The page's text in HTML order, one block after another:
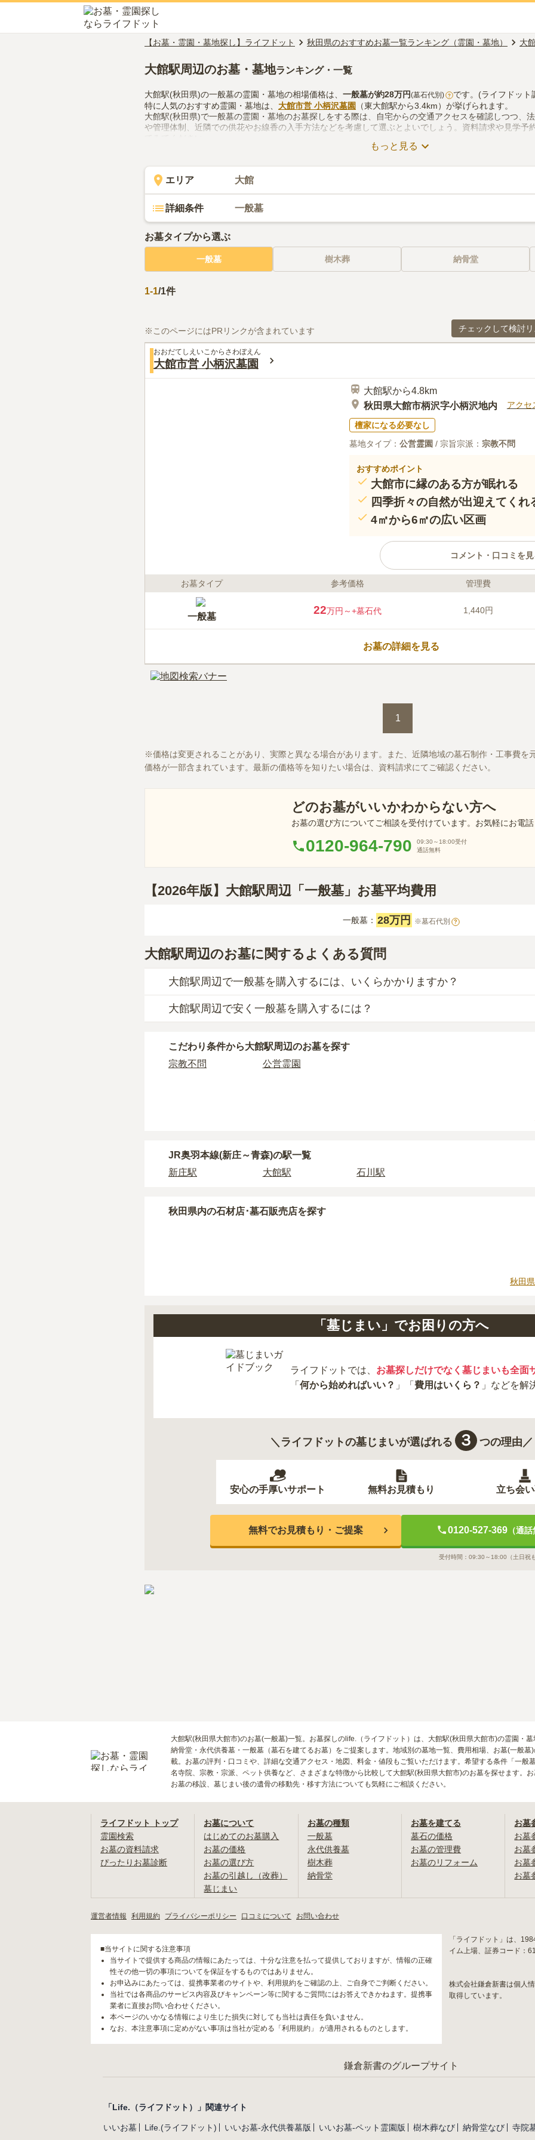
【お墓・霊園・墓地探し】ライフドット 秋田県のおすすめお墓一覧ランキング（霊園・墓地） 大
大館駅周辺のお墓・墓地ランキング・一覧
大館駅(秋田県)の一般墓の霊園・墓地の相場価格は、 一般墓が約28万円(墓石代別) ? です。(ライフドット
特に人気のおすすめ霊園・墓地は、 大館市営 小柄沢墓園
（東大館駅から3.4km）が挙げられます。
大館駅(秋田県)で一般墓の霊園・墓地のお墓探しをする際は、自宅からの交通アクセスを確認しつつ、
や管理体制、近隣での供花やお線香の入手方法などを考慮して選ぶとよいでしょう。資料請求や見学予
もっと見る
エリア 大館
詳細条件 一般墓
お墓タイプから選ぶ
一般墓 樹木葬 納骨堂
1-1/1件
※このページにはPRリンクが含まれています チェックして検討
おおだてしえいこからさわぼえん
大館市営 小柄沢墓園
大館駅から4.8km
秋田県大館市柄沢字小柄沢地内
アクセ
檀家になる必要なし
墓地タイプ： 公営霊園 / 宗旨宗派： 宗教不問
おすすめポイント
大館市に縁のある方が眠れる
四季折々の自然が出迎えてくれ
4㎡から6㎡の広い区画
コメント・口コミを見
ライフドット編集部のコメント
墓地がありニーズに合わせて選べま
のお墓との距離が決められています
ことができます。 終の棲家に拘りを
園センター「東雲閣」からは、市街地
休憩や法要で利用することができるの
お墓タイプ 参考価格 管理費
一般墓
22万円～+墓石代 1,440円
お墓の詳細を見る
1
価格は変更されることがあり、実際と異なる場合があります。また、近隣地域の墓石制作・工事費を
価格が一部含まれています。最新の価格等を知りたい場合は、資料請求にてご確認ください。
どのお墓がいいかわからない方へ
お墓の選び方についてご相談を受付けています。お気軽にお電話
0120-964-790 09:30～18:00受付
通話無料
【2026年版】大館駅周辺「一般墓」お墓平均費用
一般墓： 28万円 ※墓石代別 ?
大館駅周辺のお墓に関するよくある質問
大館駅周辺で一般墓を購入するには、いくらかかりますか？
大館駅周辺での購入費用の目安は、 一般墓が約191万円
大館駅周辺の一般墓の永代使用料の平均は
広さや墓石の大きさ・素材によって変わります。
：お墓に遺骨を納める儀式のための費用。僧侶に渡すお布施、会食
年間管理費：お墓の管理費。契約後、毎年発生するケースがあります。
正確な費用は、区画や石材の選び方によって大きく変わるため、見積もりを取るまで
現地への見学が難しい場合は、資料請求でも各霊園の詳しい料金案内を取り寄せるこ
大館駅周辺で安く一般墓を購入するには？
大館駅周辺 で一番安価な一般墓 は、 大館市営 小柄沢墓園
一般的に最も費用を抑えられるのは、他の方のご遺骨と一緒に埋葬する
こだわり条件から大館駅周辺のお墓を探す
宗教不問
公営霊園
JR奥羽本線(新庄～青森)の駅一覧
新庄駅
大館駅 石川駅
秋田県内の石材店･墓石販売店を探す
秋田
「墓じまい」でお困りの方へ
ライフドットでは、 お墓探しだけでなく墓じまいも全面
「 何から始めればいい？ 」「 費用はいくら？ 」などを解
＼ライフドットの墓じまいが選ばれる ３ つの理由／
安心の手厚いサポート 無料お見積もり 立ち会
無料でお見積もり・ご提案 0120-527-369（通話
受付時間： 09:30～18:00 （土日祝
大館駅(秋田県大館市)のお墓(一般墓)一覧。お墓探しのlife.（ライフドット）は、大館駅(秋田県大館市)の霊園・
納骨堂・永代供養墓・一般墓（墓石を建てるお墓）をご提案します。地域別の墓地一覧、費用相場、お墓(一般
載。お墓の評判・口コミや、詳細な交通アクセス・地図、料金・値段もご覧いただけます。希望する条件「一般
名寺院、宗教・宗派、ペット供養など、さまざまな特徴から比較して大館駅(秋田県大館市)のお墓を探せます。
お墓の移設、墓じまい後の遺骨の移動先・移す方法についても気軽にご相談ください。
ライフドット トップ
霊園検索
お墓の資料請求
ぴったりお墓診断
お墓について
はじめてのお墓購入
お墓の価格
お墓の選び方
お墓の引越し（改葬）
墓じまい
お墓の種類
一般墓
永代供養墓
樹木葬
納骨堂
お墓を建てる
墓石の価格
お墓の管理費
お墓のリフォーム
お墓
お墓
お墓
お墓
お墓
運営者情報 利用規約 プライバシーポリシー 口コミについて お問い合わせ
■当サイトに関する注意事項
当サイトで提供する商品の情報にあたっては、十分な注意を払って提供しておりますが、情報の正確
性その他一切の事項についてを保証をするものではありません。
お申込みにあたっては、提携事業者のサイトや、利用規約をご確認の上、ご自身でご判断ください。
当社では各商品のサービス内容及びキャンペーン等に関するご質問にはお答えできかねます。提携事
業者に直接お問い合わせください。
本ページのいかなる情報により生じた損失に対しても当社は責任を負いません。
なお、本注意事項に定めがない事項は当社が定める「利用規約」 が適用されるものとします。
「ライフドット」は、
イム上場、証券コード：
株式会社鎌倉新書は個人
取得しています。
鎌倉新書のグループサイト
「Life.（ライフドット）」関連サイト
いいお墓 Life.(ライフドット) いいお墓-永代供養墓版 いいお墓-ペット霊園版 樹木葬なび 納骨堂なび 寺院